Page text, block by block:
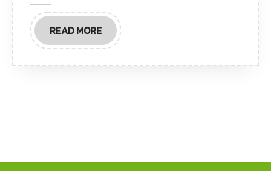
READ MORE